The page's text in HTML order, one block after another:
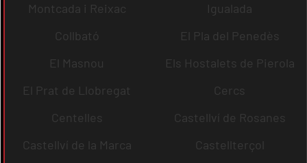
Montcada i Reixac
Igualada
Collbató
El Pla del Penedès
El Masnou
Els Hostalets de Pierola
El Prat de Llobregat
Cercs
Centelles
Castellví de Rosanes
Castellví de la Marca
Castellterçol